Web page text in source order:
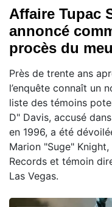
Affaire Tupac
annoncé
procès du
Près de trente ans
l’enquête connaît un
liste des témoins
D" Davis, accusé
en 1996, a été
Marion "Suge"
Records et témoin
Las Vegas.